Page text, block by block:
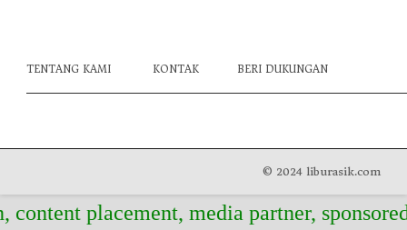
TENTANG KAMI KONTAK BERI DUKUNGAN
© 2024 liburasik.com
media partner, sponsored